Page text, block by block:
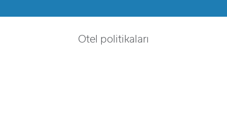
Otel politikaları